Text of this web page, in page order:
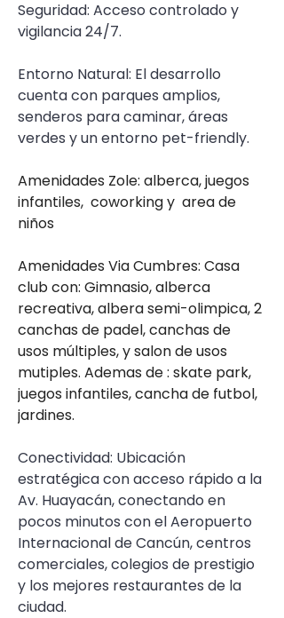
Seguridad: Acceso controlado y
vigilancia 24/7.
Entorno Natural: El desarrollo
cuenta con parques amplios,
senderos para caminar, áreas
verdes y un entorno pet-friendly.
Amenidades Zole: alberca, juegos
infantiles,  coworking y  area de
niños
Amenidades Via Cumbres: Casa
club con: Gimnasio, alberca
recreativa, albera semi-olimpica, 2
canchas de padel, canchas de
usos múltiples, y salon de usos
mutiples. Ademas de : skate park,
juegos infantiles, cancha de futbol,
jardines.
Conectividad: Ubicación
estratégica con acceso rápido a la
Av. Huayacán, conectando en
pocos minutos con el Aeropuerto
Internacional de Cancún, centros
comerciales, colegios de prestigio
y los mejores restaurantes de la
ciudad.